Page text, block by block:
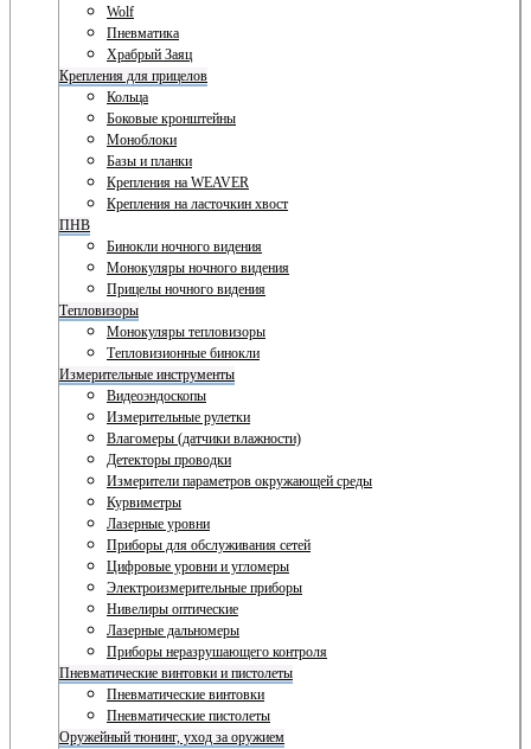
Wolf
Пневматика
Храбрый Заяц
Крепления для прицелов
Кольца
Боковые кронштейны
Моноблоки
Базы и планки
Крепления на WEAVER
Крепления на ласточкин хвост
ПНВ
Бинокли ночного видения
Монокуляры ночного видения
Прицелы ночного видения
Тепловизоры
Монокуляры тепловизоры
Тепловизионные бинокли
Измерительные инструменты
Видеоэндоскопы
Измерительные рулетки
Влагомеры (датчики влажности)
Детекторы проводки
Измерители параметров окружающей среды
Курвиметры
Лазерные уровни
Приборы для обслуживания сетей
Цифровые уровни и угломеры
Электроизмерительные приборы
Нивелиры оптические
Лазерные дальномеры
Приборы неразрушающего контроля
Пневматические винтовки и пистолеты
Пневматические винтовки
Пневматические пистолеты
Оружейный тюнинг, уход за оружием